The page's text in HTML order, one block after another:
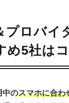
プロバイ
め5社はコ
中のスマホに合わ